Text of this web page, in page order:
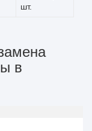
шт.
в